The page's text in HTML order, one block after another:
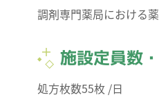
調剤専門薬局における
施設定員数
処方枚数55枚 /日